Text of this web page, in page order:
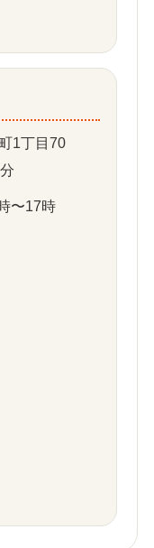
1丁目70
〜17時